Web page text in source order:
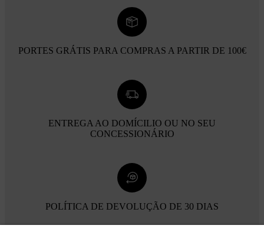
PORTES GRÁTIS PARA COMPRAS A PARTIR DE 100€
ENTREGA AO DOMÍCILIO OU NO SEU
CONCESSIONÁRIO
POLÍTICA DE DEVOLUÇÃO DE 30 DIAS